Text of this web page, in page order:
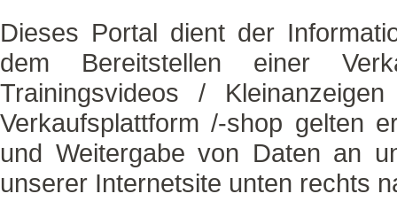
Dieses Portal dient der
dem Bereitstellen einer
Trainingsvideos /
Verkaufsplattform /-shop gelten
und Weitergabe von Daten an
unserer Internetsite unten rechts